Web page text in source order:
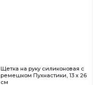
Щетка на руку силиконовая с
ремешком Пухнастики, 13 х 26
см